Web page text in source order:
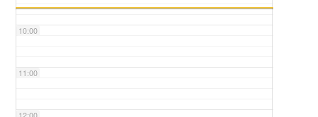
10:00
11:00